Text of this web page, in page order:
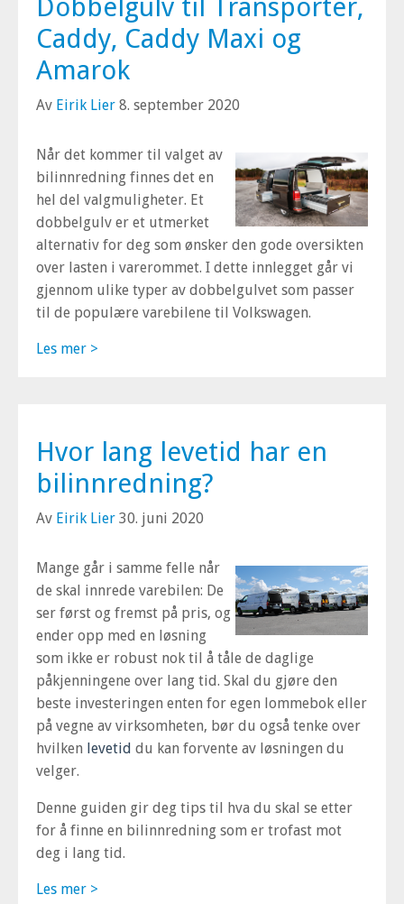
Dobbelgulv til Transporter,
Caddy, Caddy Maxi og
Amarok
Av Eirik Lier 8. september 2020
Når det kommer til valget av
bilinnredning finnes det en
hel del valgmuligheter. Et
dobbelgulv er et utmerket
alternativ for deg som ønsker den gode oversikten
over lasten i varerommet. I dette innlegget går vi
gjennom ulike typer av dobbelgulvet som passer
til de populære varebilene til Volkswagen.
Les mer >
Hvor lang levetid har en
bilinnredning?
Av Eirik Lier 30. juni 2020
Mange går i samme felle når
de skal innrede varebilen: De
ser først og fremst på pris, og
ender opp med en løsning
som ikke er robust nok til å tåle de daglige
påkjenningene over lang tid. Skal du gjøre den
beste investeringen enten for egen lommebok eller
på vegne av virksomheten, bør du også tenke over
hvilken levetid du kan forvente av løsningen du
velger.
Denne guiden gir deg tips til hva du skal se etter
for å finne en bilinnredning som er trofast mot
deg i lang tid.
Les mer >